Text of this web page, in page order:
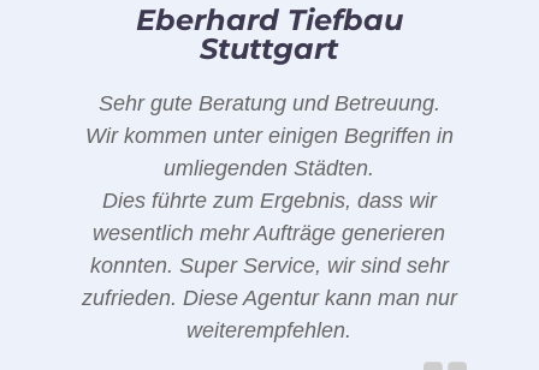
Eberhard Tiefbau
Stuttgart
Sehr gute Beratung und Betreuung.
Wir kommen unter einigen Begriffen in
umliegenden Städten.
Dies führte zum Ergebnis, dass wir
wesentlich mehr Aufträge generieren
konnten. Super Service, wir sind sehr
zufrieden. Diese Agentur kann man nur
weiterempfehlen.